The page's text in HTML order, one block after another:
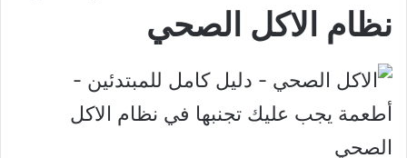
نظام الاكل الصحي